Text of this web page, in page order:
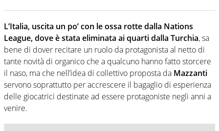
L’Italia, uscita un po’ con le ossa rotte dalla Nations
League, dove è stata eliminata ai quarti dalla Turchia, sa
bene di dover recitare un ruolo da protagonista al netto di
tante novità di organico che a qualcuno hanno fatto storcere
il naso, ma che nell’idea di collettivo proposta da Mazzanti
servono soprattutto per accrescere il bagaglio di esperienza
delle giocatrici destinate ad essere protagoniste negli anni a
venire.